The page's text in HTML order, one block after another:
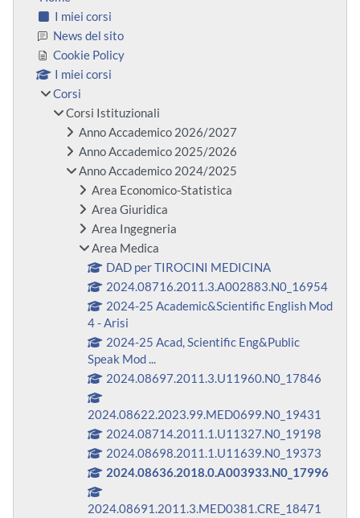
I miei corsi
News del sito
Cookie Policy
I miei corsi
Corsi
Corsi Istituzionali
Anno Accademico 2026/2027
Anno Accademico 2025/2026
Anno Accademico 2024/2025
Area Economico-Statistica
Area Giuridica
Area Ingegneria
Area Medica
DAD per TIROCINI MEDICINA
2024.08716.2011.3.A002883.N0_16954
2024-25 Academic&Scientific English Mod
4 - Arisi
2024-25 Acad, Scientific Eng&Public
Speak Mod ...
2024.08697.2011.3.U11960.N0_17846
2024.08622.2023.99.MED0699.N0_19431
2024.08714.2011.1.U11327.N0_19198
2024.08698.2011.1.U11639.N0_19373
2024.08636.2018.0.A003933.N0_17996
2024.08691.2011.3.MED0381.CRE_18471